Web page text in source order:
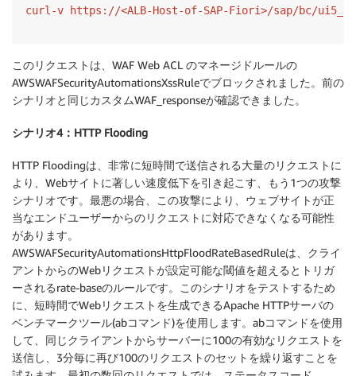
curl-v https://<ALB-Host-of-SAP-Fiori>/sap/bc/
このリクエストは、WAF Web ACL のマネージドルールの
AWSWAFSecurityAutomationsXssRuleでブロックされました。前の
シナリオと同じカスタムWAF_responseが確認できました。
シナリオ4：HTTP Flooding
HTTP Floodingは、非常に短時間で送信される大量のリクエストに
より、Webサイトに著しい速度低下を引き起こす、もう1つの攻撃
シナリオです。最悪の場合、この攻撃により、ウェブサイトが正
当なエンドユーザーからのリクエストに対応できなくなる可能性
があります。
AWSWAFSecurityAutomationsHttpFloodRateBasedRuleは、クライ
アントからのWebリクエストが設定可能な閾値を超えるとトリガ
ーされるrate-baseのルールです。このシナリオをテストするため
に、短時間でWebリクエストを生成できるApache HTTPサーバの
ベンチマークツール(abコマンド)を使用します。abコマンドを使用
して、同じクライアントからサーバーに100の有効なリクエストを
送信し、3分毎に再び100のリクエストのセットを繰り返すことを